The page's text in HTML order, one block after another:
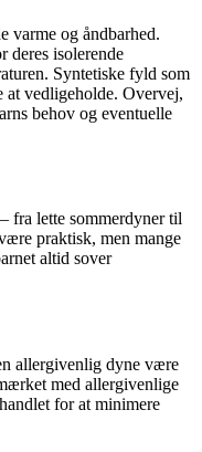
varme og åndbarhed.
deres isolerende
Syntetiske fyld som
at vedligeholde. Overvej,
behov og eventuelle
fra lette sommerdyner til
praktisk, men mange
altid sover
allergivenlig dyne være
med allergivenlige
for at minimere